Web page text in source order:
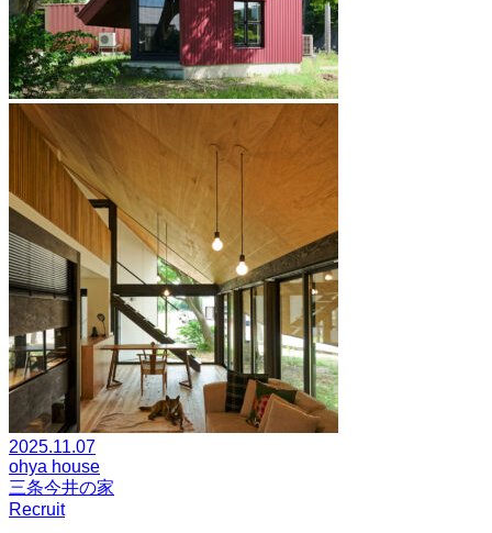
2025.11.07
ohya house
三条今井の家
Recruit